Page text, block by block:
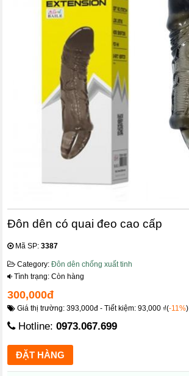
Đôn dên có quai đeo cao cấp
Mã SP:3387
Category:Đôn dên chống xuất tinh
Tình trạng: Còn hàng
300,000đ
Giá thị trường: 393,000đ - Tiết kiệm: 93,000 ₫(-11%)
Hotline:0973.067.699